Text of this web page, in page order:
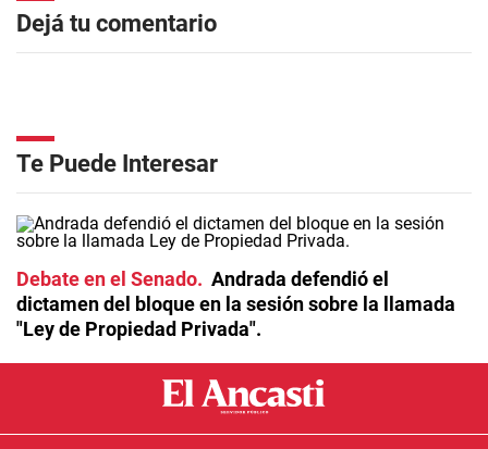
Dejá tu comentario
Te Puede Interesar
Debate en el Senado
Andrada defendió el
dictamen del bloque en la sesión sobre la llamada
"Ley de Propiedad Privada".